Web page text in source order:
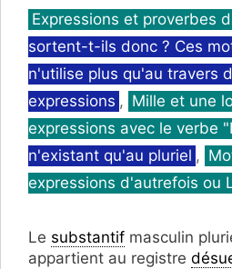
Catégories
Expressions et proverbes
sortent-t-ils donc ? Ces
n'utilise plus qu'au travers
expressions , Mille et une
expressions avec le verbe
n'existant qu'au pluriel ,
expressions d'autrefois ou
Le substantif masculin
appartient au registre